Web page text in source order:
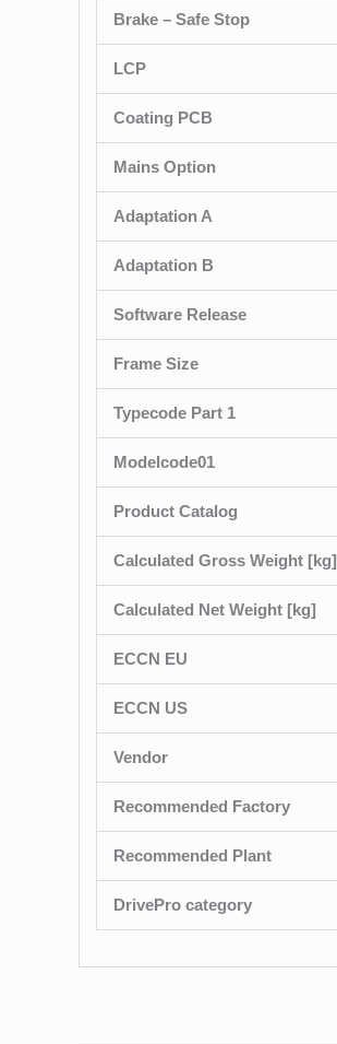
Brake – Safe Stop
LCP
Coating PCB
Mains Option
Adaptation A
Adaptation B
Software Release
Frame Size
Typecode Part 1
Modelcode01
Product Catalog
Calculated Gross Weight [kg]
Calculated Net Weight [kg]
ECCN EU
ECCN US
Vendor
Recommended Factory
Recommended Plant
DrivePro category